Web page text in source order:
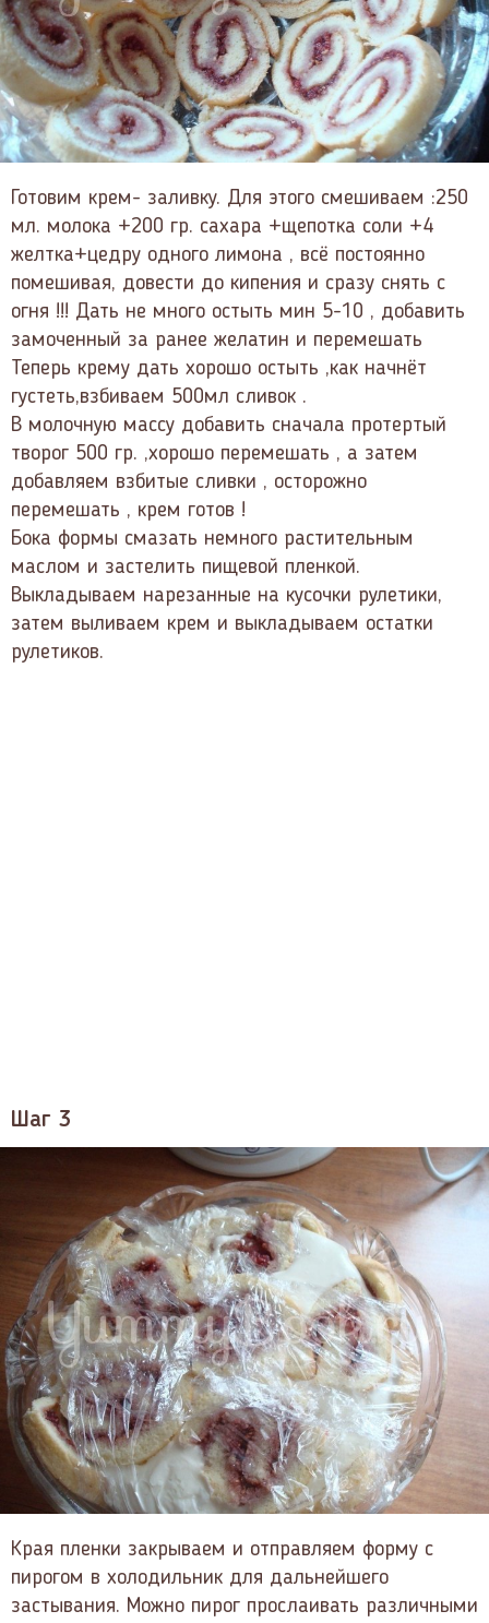
Готовим крем- заливку. Для этого смешиваем :250
мл. молока +200 гр. сахара +щепотка соли +4
желтка+цедру одного лимона , всё постоянно
помешивая, довести до кипения и сразу снять с
огня !!! Дать не много остыть мин 5-10 , добавить
замоченный за ранее желатин и перемешать
Теперь крему дать хорошо остыть ,как начнёт
густеть,взбиваем 500мл сливок .
В молочную массу добавить сначала протертый
творог 500 гр. ,хорошо перемешать , а затем
добавляем взбитые сливки , осторожно
перемешать , крем готов !
Бока формы смазать немного растительным
маслом и застелить пищевой пленкой.
Выкладываем нарезанные на кусочки рулетики,
затем выливаем крем и выкладываем остатки
рулетиков.
Шаг 3
Края пленки закрываем и отправляем форму с
пирогом в холодильник для дальнейшего
застывания. Можно пирог прослаивать различными